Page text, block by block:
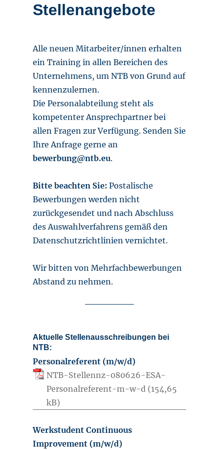
Stellenangebote
Alle neuen Mitarbeiter/innen erhalten
ein Training in allen Bereichen des
Unternehmens, um NTB von Grund auf
kennenzulernen.
Die Personalabteilung steht als
kompetenter Ansprechpartner bei
allen Fragen zur Verfügung. Senden Sie
Ihre Anfrage gerne an
bewerbung@ntb.eu.
Bitte beachten Sie: Postalische
Bewerbungen werden nicht
zurückgesendet und nach Abschluss
des Auswahlverfahrens gemäß den
Datenschutzrichtlinien vernichtet.
Wir bitten von Mehrfachbewerbungen
Abstand zu nehmen.
Aktuelle Stellenausschreibungen bei
NTB:
Personalreferent (m/w/d)
NTB-Stellennz-080626-ESA-
Personalreferent-m-w-d
Werkstudent Continuous
Improvement (m/w/d)